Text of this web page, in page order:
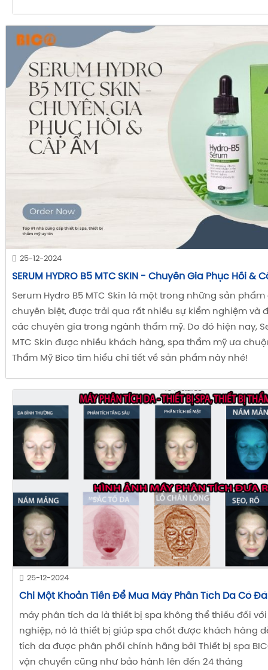
25-12-2024
SERUM HYDRO B5 MTC SKIN - Chuyên Gia Phục Hồi &
Serum Hydro B5 MTC Skin là một trong những sản
chuyên biệt, được trải qua rất nhiều sự kiểm nghiệm và
các chuyên gia trong ngành thẩm mỹ. Do đó hiện nay,
MTC Skin được nhiều khách hàng, spa thẩm mỹ ưa
Thẩm Mỹ Bico tìm hiểu chi tiết về sản phẩm này nhé!
25-12-2024
Chi Một Khoản Tiền Để Mua Máy Phân Tích Da Có
máy phân tích da là thiết bị spa không thể thiếu đối
nghiệp, nó là thiết bị giúp spa chốt được khách hàng
tích da được phân phối chính hãng bởi Thiết bị spa
vận chuyển cũng như bảo hành lên đến 24 tháng